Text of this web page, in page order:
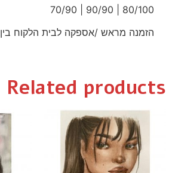
80/100 | 90/90 | 70/90
הזמנה מראש /אספקה לבית הלקוח בין 14-30 ימים.
Related products